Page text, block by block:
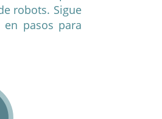
robots. Sigue
pasos para